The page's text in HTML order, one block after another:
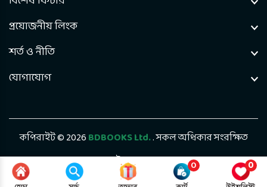
0 0
প্রয়োজনীয় লিংক
শর্ত ও নীতি
যোগাযোগ
কপিরাইট © 2026BDBOOKS Ltd.. সকল অধিকার সংরক্ষিত
ডেভেলপড বাইBintel Future Tech